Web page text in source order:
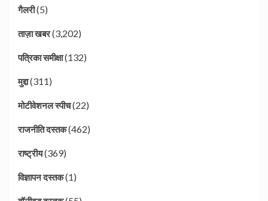
गैलरी(5)
ताज़ा खबर(3,202)
पत्रिका समीक्षा(132)
मुद्दा(311)
मोटीवेशनल स्पीच(22)
राजनीति दस्तक(462)
राष्ट्रीय(369)
विज्ञापन दस्तक(1)